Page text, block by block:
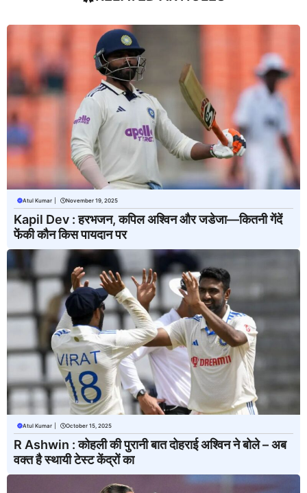
Atul Kumar November 19, 2025
Kapil Dev : हरभजन, कपिल अश्विन और जडेजा—कितनी गेंदें
फेंकी कौन किस पायदान पर
Atul Kumar October 15, 2025
R Ashwin : कोहली की पुरानी बात दोहराई अश्विन ने बोले – अब
वक्त है स्थायी टेस्ट केंद्रों का